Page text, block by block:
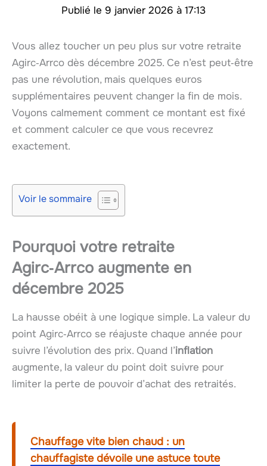
9 janvier 2026 à 17:13
Vous allez toucher un peu plus sur votre retraite
Agirc‑Arrco dès décembre 2025. Ce n’est peut‑être
pas une révolution, mais quelques euros
supplémentaires peuvent changer la fin de mois.
Voyons calmement comment ce montant est fixé
et comment calculer ce que vous recevrez
exactement.
Voir le sommaire
Pourquoi votre retraite
Agirc‑Arrco augmente en
décembre 2025
La hausse obéit à une logique simple. La valeur du
point Agirc‑Arrco se réajuste chaque année pour
suivre l’évolution des prix. Quand l’inflation
augmente, la valeur du point doit suivre pour
limiter la perte de pouvoir d’achat des retraités.
Chauffage vite bien chaud : un
chauffagiste dévoile une astuce toute